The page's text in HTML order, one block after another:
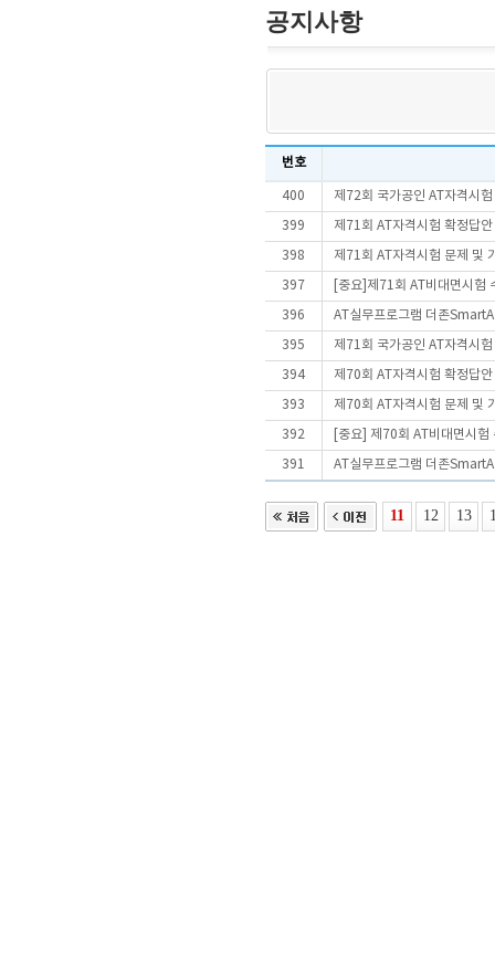
공지사항
번호
400 제72회 국가공인 AT자격시
399 제71회 AT자격시험 확정답
398 제71회 AT자격시험 문제 및
397 [중요]제71회 AT비대면시험
396 AT실무프로그램 더존
395 제71회 국가공인 AT자격시
394 제70회 AT자격시험 확정답
393 제70회 AT자격시험 문제 및
392 [중요] 제70회 AT비대면시험
391 AT실무프로그램 더존
11 12 13